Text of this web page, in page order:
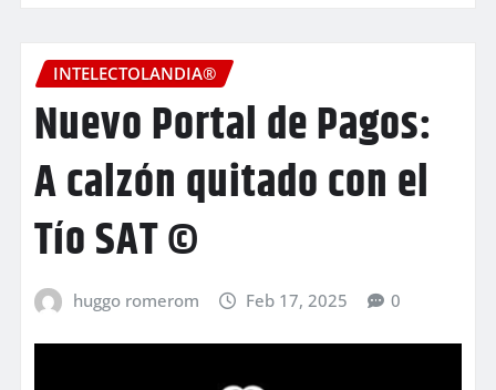
INTELECTOLANDIA®
Nuevo Portal de Pagos:
A calzón quitado con el
Tío SAT ©
huggo romerom Feb 17, 2025 0